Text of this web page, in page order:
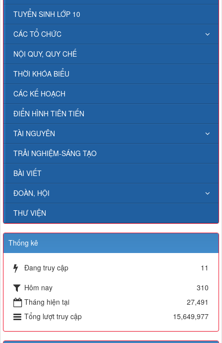
TUYỂN SINH LỚP 10
CÁC TỔ CHỨC
NỘI QUY, QUY CHẾ
THỜI KHÓA BIỂU
CÁC KẾ HOẠCH
ĐIỂN HÌNH TIÊN TIẾN
TÀI NGUYÊN
TRẢI NGHIỆM-SÁNG TẠO
BÀI VIẾT
ĐOÀN, HỘI
THƯ VIỆN
Thống kê
Đang truy cập
11
Hôm nay
310
Tháng hiện tại
27,491
Tổng lượt truy cập
15,649,977